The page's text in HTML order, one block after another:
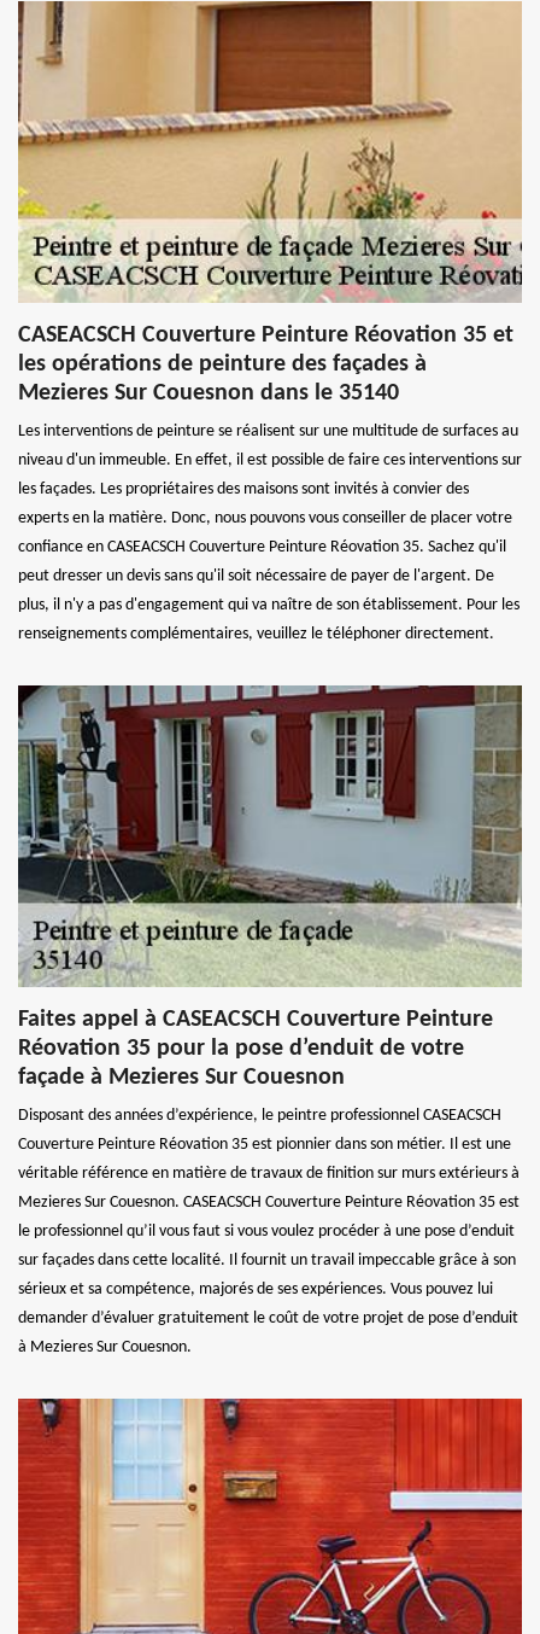
CASEACSCH Couverture Peinture Réovation 35 et
les opérations de peinture des façades à
Mezieres Sur Couesnon dans le 35140
Les interventions de peinture se réalisent sur une multitude de surfaces au
niveau d'un immeuble. En effet, il est possible de faire ces interventions sur
les façades. Les propriétaires des maisons sont invités à convier des
experts en la matière. Donc, nous pouvons vous conseiller de placer votre
confiance en CASEACSCH Couverture Peinture Réovation 35. Sachez qu'il
peut dresser un devis sans qu'il soit nécessaire de payer de l'argent. De
plus, il n'y a pas d'engagement qui va naître de son établissement. Pour les
renseignements complémentaires, veuillez le téléphoner directement.
Faites appel à CASEACSCH Couverture Peinture
Réovation 35 pour la pose d’enduit de votre
façade à Mezieres Sur Couesnon
Disposant des années d’expérience, le peintre professionnel CASEACSCH
Couverture Peinture Réovation 35 est pionnier dans son métier. Il est une
véritable référence en matière de travaux de finition sur murs extérieurs à
Mezieres Sur Couesnon. CASEACSCH Couverture Peinture Réovation 35 est
le professionnel qu’il vous faut si vous voulez procéder à une pose d’enduit
sur façades dans cette localité. Il fournit un travail impeccable grâce à son
sérieux et sa compétence, majorés de ses expériences. Vous pouvez lui
demander d’évaluer gratuitement le coût de votre projet de pose d’enduit
à Mezieres Sur Couesnon.